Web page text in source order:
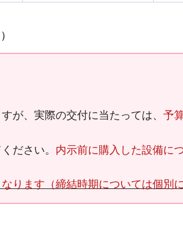
）
が、実際の交付に当たっては、 予
ださい。 内示前に購入した設備に
ります（締結時期については個別に